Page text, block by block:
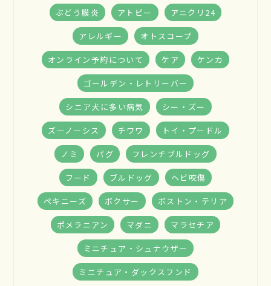
ぶどう膜炎 アトピー アニクリ24
アレルギー オトスコープ
オンライン予約について ケア ケンカ
ゴールデン・レトリーバー
シニア犬に多い病気 シー・ズー
ズーノーシス チワワ トイ・プードル
ノミ パグ フレンチブルドッグ
フード ブルドッグ ヘビ咬傷
ペキニーズ ボクサー ボストン・テリア
ポメラニアン マダニ マラセチア
ミニチュア・シュナウザー
ミニチュア・ダックスフンド